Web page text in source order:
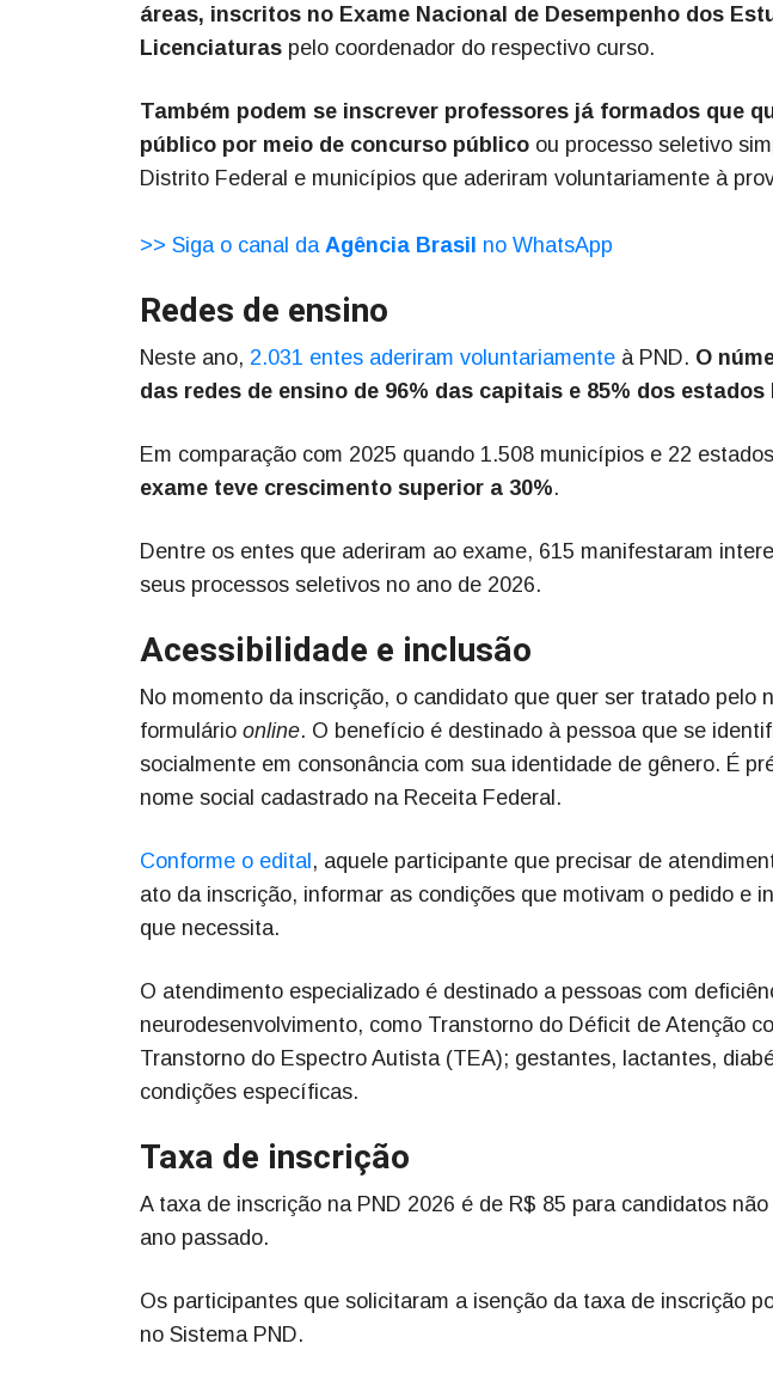
áreas, inscritos no Exame Nacional de Desempenho dos
Licenciaturas pelo coordenador do respectivo curso.
Também podem se inscrever professores já formados que
público por meio de concurso público ou processo seletivo
Distrito Federal e municípios que aderiram voluntariamente à
>> Siga o canal da Agência Brasil no WhatsApp
Redes de ensino
Neste ano, 2.031 entes aderiram voluntariamente à PND. O
das redes de ensino de 96% das capitais e 85% dos
Em comparação com 2025 quando 1.508 municípios e 22
exame teve crescimento superior a 30%.
Dentre os entes que aderiram ao exame, 615 manifestaram
seus processos seletivos no ano de 2026.
Acessibilidade e inclusão
No momento da inscrição, o candidato que quer ser tratado pelo
formulário online. O benefício é destinado à pessoa que se
socialmente em consonância com sua identidade de gênero. É
nome social cadastrado na Receita Federal.
Conforme o edital, aquele participante que precisar de
ato da inscrição, informar as condições que motivam o pedido e
que necessita.
O atendimento especializado é destinado a pessoas com
neurodesenvolvimento, como Transtorno do Déficit de Atenção
Transtorno do Espectro Autista (TEA); gestantes, lactantes,
condições específicas.
Taxa de inscrição
A taxa de inscrição na PND 2026 é de R$ 85 para candidatos
ano passado.
Os participantes que solicitaram a isenção da taxa de inscrição
no Sistema PND.